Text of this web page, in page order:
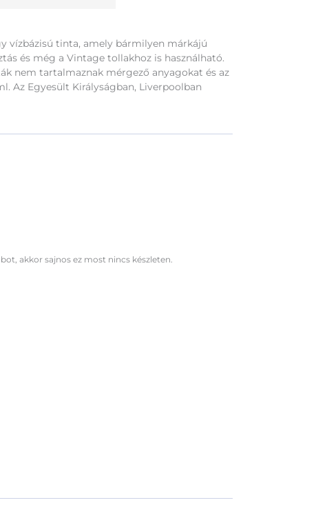
vízbázisú tinta, amely bármilyen márkájú
és még a Vintage tollakhoz is használható.
nem tartalmaznak mérgező anyagokat és az
Az Egyesült Királyságban, Liverpoolban
akkor sajnos ez most nincs készleten.